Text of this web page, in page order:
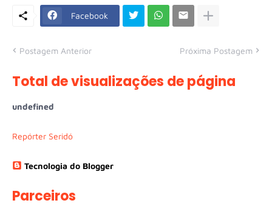
Facebook
Postagem Anterior Próxima Postagem
Total de visualizações de página
undefned
Repórter Seridó
Tecnologia do Blogger
Parceiros